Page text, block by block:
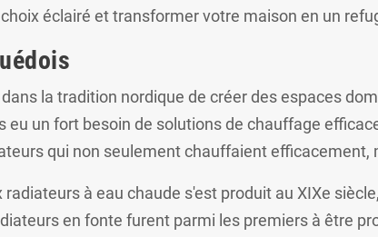
éclairé et transformer votre maison en un
la tradition nordique de créer des espaces
un fort besoin de solutions de chauffage
qui non seulement chauffaient
à eau chaude s'est produit au XIXe
en fonte furent parmi les premiers à être